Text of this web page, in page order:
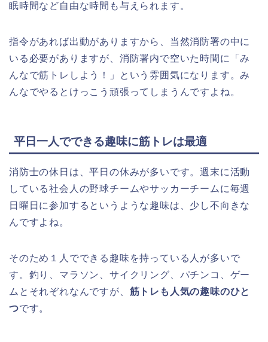
眠時間など自由な時間も与えられます。
指令があれば出動がありますから、当然消防署の中に
いる必要がありますが、消防署内で空いた時間に「み
んなで筋トレしよう！」という雰囲気になります。み
んなでやるとけっこう頑張ってしまうんですよね。
平日一人でできる趣味に筋トレは最適
消防士の休日は、平日の休みが多いです。週末に活動
している社会人の野球チームやサッカーチームに毎週
日曜日に参加するというような趣味は、少し不向きな
んですよね。
そのため１人でできる趣味を持っている人が多いで
す。釣り、マラソン、サイクリング、パチンコ、ゲー
ムとそれぞれなんですが、 筋トレも人気の趣味のひと
つです。